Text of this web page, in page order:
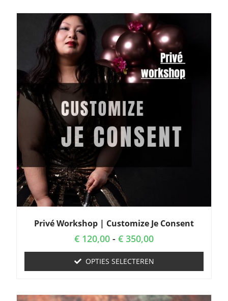
Privé Workshop | Customize Je Consent
€ 120,00 - € 350,00
OPTIES SELECTEREN